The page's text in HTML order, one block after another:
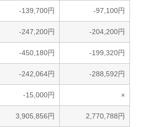
-139,700円 -97,100円
-247,200円 -204,200円
-450,180円 -199,320円
-242,064円 -288,592円
-15,000円 ×
3,905,856円 2,770,788円